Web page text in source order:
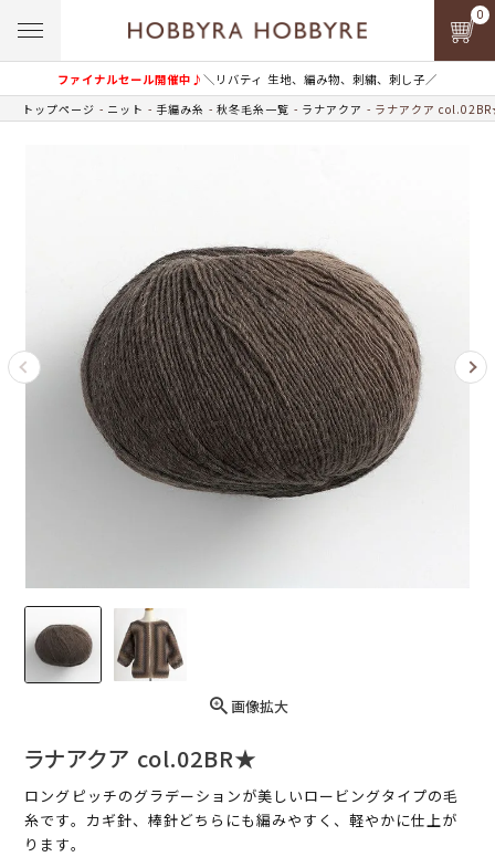
ファイナルセール開催中♪＼リバティ 生地、編み物、刺繍、刺し子／
0
トップページ ニット 手編み糸 秋冬毛糸一覧 ラナアクア ラナアクア
画像拡大
ラナアクア col.02BR★
ロングピッチのグラデーションが美しいロービングタイプの毛
糸です。カギ針、棒針どちらにも編みやすく、軽やかに仕上が
ります。